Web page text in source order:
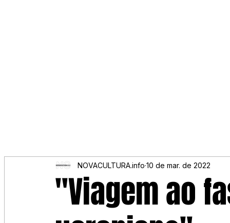
"Viagem ao
NOVACULTURA.info 10 de mar. de 2022